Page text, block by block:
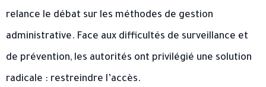
relance le débat sur les méthodes de gestion
administrative. Face aux difficultés de surveillance et
de prévention, les autorités ont privilégié une solution
radicale : restreindre l’accès.